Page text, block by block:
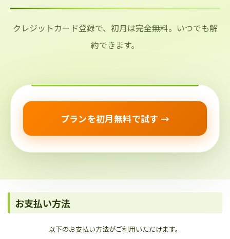
クレジットカード登録で、初月は完全無料。いつでも解
約できます。
プランを初月無料で試す →
お支払い方法
以下のお支払い方法がご利用いただけます。